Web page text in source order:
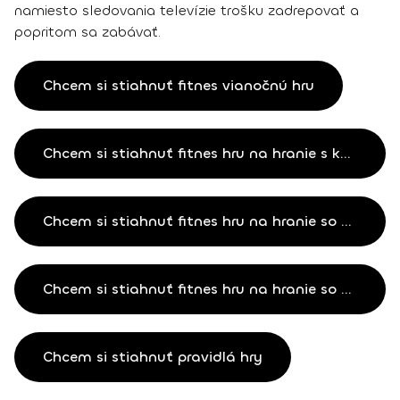
namiesto sledovania televízie trošku zadrepovať a
popritom sa zabávať.
Chcem si stiahnuť fitnes vianočnú hru
Chcem si stiahnuť fitnes hru na hranie s kockami
Chcem si stiahnuť fitnes hru na hranie so sedmovými kartami
Chcem si stiahnuť fitnes hru na hranie so žolíkovými kartami
Chcem si stiahnuť pravidlá hry